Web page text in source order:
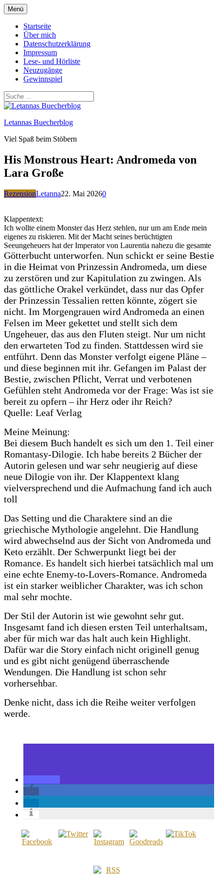
Zum
Inhalt
springen
Menü
Startseite
Über mich
Datenschutzerklärung
Impressum
Lese- und Hörliste
Neuzugänge
Gewinnspiel
Letannas Buecherblog
Viel Spaß beim Stöbern
His Monstrous Heart: Andromeda von
Lara Große
RezensionLetanna22. Mai 20260
Klappentext:
Ich wollte einem Monster das Herz stehlen, nur um am Ende mein
eigenes zu riskieren. Mit der Macht seines berüchtigten
Seeungeheuers hat der Imperator von Laurentia nahezu die gesamte
Götterbucht unterworfen. Nun schickt er seine Bestie
in die Heimat von Prinzessin Andromeda, um diese
zu zerstören und zur Kapitulation zu zwingen. Als
das göttliche Orakel verkündet, dass nur das Opfer
der Prinzessin Tessalien retten könnte, zögert sie
nicht. Im Morgengrauen wird Andromeda an einen
Felsen im Meer gekettet und stellt sich dem
Ungeheuer, das aus den Fluten steigt. Nur um nicht
den erwarteten Tod zu finden. Stattdessen wird sie
entführt. Denn das Monster verfolgt eigene Pläne –
und diese beginnen mit ihr. Gefangen im Palast der
Bestie, zwischen Pflicht, Verrat und verbotenen
Gefühlen steht Andromeda vor der Frage: Was ist sie
bereit zu opfern – ihr Herz oder ihr Reich?
Quelle: Leaf Verlag
Meine Meinung:
Bei diesem Buch handelt es sich um den 1. Teil einer
Romantasy-Dilogie. Ich habe bereits 2 Bücher der
Autorin gelesen und war sehr neugierig auf diese
neue Dilogie von ihr. Der Klappentext klang
vielversprechend und die Aufmachung fand ich auch
toll
Das Setting und die Charaktere sind an die
griechische Mythologie angelehnt. Die Handlung
wird abwechselnd aus der Sicht von Andromeda und
Keto erzählt. Der Schwerpunkt liegt bei der
Romance. Es handelt sich hierbei tatsächlich mal um
eine echte Enemy-to-Lovers-Romance. Andromeda
ist ein starker weiblicher Charakter, was ich schon
mal sehr mochte.
Der Stil der Autorin ist wie gewohnt sehr gut.
Insgesamt fand ich diesen ersten Teil unterhaltsam,
aber für mich war das halt auch kein Highlight.
Dafür war die Story einfach nicht originell genug
und es gibt nicht genügend überraschende
Wendungen. Die Handlung ist schon sehr
vorhersehbar.
Denke nicht, dass ich die Reihe weiter verfolgen
werde.